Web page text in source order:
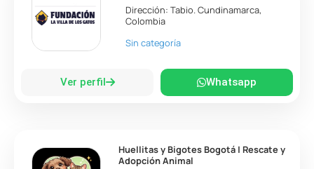
Dirección:Tabio.Cundinamarca,
Colombia
Sin categoría
Ver perfil Whatsapp
Huellitas y Bigotes Bogotá | Rescate y
Adopción Animal